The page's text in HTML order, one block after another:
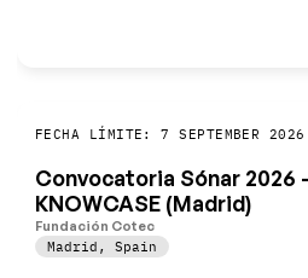
FECHA LÍMITE: 7 SEPTEMBER 2026
Convocatoria Sónar 2026
KNOWCASE (Madrid)
Fundación Cotec
Madrid , Spain